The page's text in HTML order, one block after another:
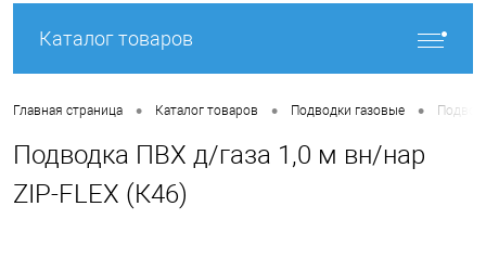
Каталог товаров
Главная страница • Каталог товаров • Подводки газовые •
Подводка ПВХ д/газа 1,0 м вн/нар
ZIP-FLEX (К46)